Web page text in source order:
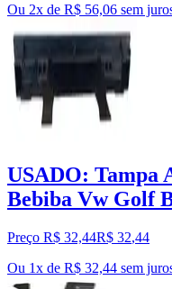
Ou 2x de R$ 56,06 sem
USADO: Tampa
Bebiba Vw Golf
Preço R$ 32,44R$ 32,44
Ou 1x de R$ 32,44 sem